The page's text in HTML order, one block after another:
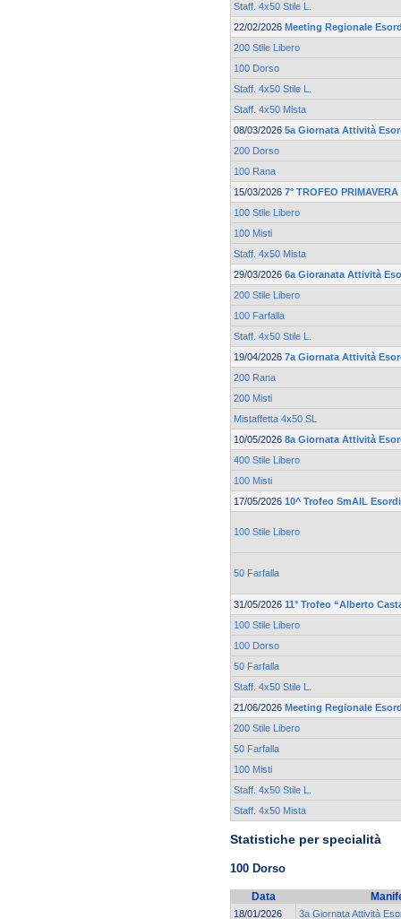
Staff. 4x50 Stile L.
22/02/2026 Meeting Regionale
200 Stile Libero
100 Dorso
Staff. 4x50 Stile L.
Staff. 4x50 Mista
08/03/2026 5a Giornata Attività
200 Dorso
100 Rana
15/03/2026 7° TROFEO
100 Stile Libero
100 Misti
Staff. 4x50 Mista
29/03/2026 6a Gioranata Attività
200 Stile Libero
100 Farfalla
Staff. 4x50 Stile L.
19/04/2026 7a Giornata Attività
200 Rana
200 Misti
Mistaffetta 4x50 SL
10/05/2026 8a Giornata Attività
400 Stile Libero
100 Misti
17/05/2026 10^ Trofeo SmAIL
100 Stile Libero
50 Farfalla
31/05/2026 11° Trofeo “Alberto
100 Stile Libero
100 Dorso
50 Farfalla
Staff. 4x50 Stile L.
21/06/2026 Meeting Regionale
200 Stile Libero
50 Farfalla
100 Misti
Staff. 4x50 Stile L.
Staff. 4x50 Mista
Statistiche per specialità
100 Dorso
Data
18/01/2026
3a Giornata Attività